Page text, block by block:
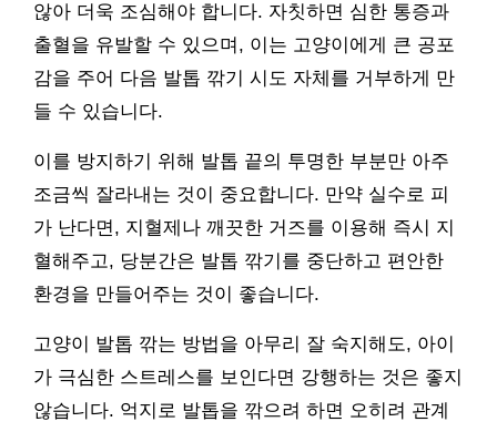
않아 더욱 조심해야 합니다. 자칫하면 심한 통증과
출혈을 유발할 수 있으며, 이는 고양이에게 큰 공포
감을 주어 다음 발톱 깎기 시도 자체를 거부하게 만
들 수 있습니다.
이를 방지하기 위해 발톱 끝의 투명한 부분만 아주
조금씩 잘라내는 것이 중요합니다. 만약 실수로 피
가 난다면, 지혈제나 깨끗한 거즈를 이용해 즉시 지
혈해주고, 당분간은 발톱 깎기를 중단하고 편안한
환경을 만들어주는 것이 좋습니다.
고양이 발톱 깎는 방법을 아무리 잘 숙지해도, 아이
가 극심한 스트레스를 보인다면 강행하는 것은 좋지
않습니다. 억지로 발톱을 깎으려 하면 오히려 관계